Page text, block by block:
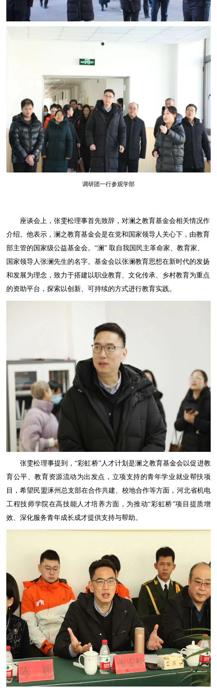
调研团一行参观学部
座谈会上，张雯松理事首先致辞，对澜之教育基金会相关情况作
介绍。他表示，澜之教育基金会是在党和国家领导人关心下，由教育
部主管的国家级公益基金会。“澜” 取自我国民主革命家、教育家、
国家领导人张澜先生的名字。基金会以张澜教育思想在新时代的发扬
和发展为理念，致力于搭建以职业教育、文化传承、乡村教育为重点
的资助平台，探索以创新、可持续的方式进行教育实践。
张雯松理事提到，“彩虹桥”人才计划是澜之教育基金会以促进教
育公平、教育资源流动为出发点，立项支持的青年学业就业帮扶项
目，希望民盟涿州总支部在合作共建、校地合作等方面，河北省机电
工程技师学院在高技能人才培养方面，为推动“彩虹桥”项目提质增
效、深化服务青年成长成才提供支持与帮助。